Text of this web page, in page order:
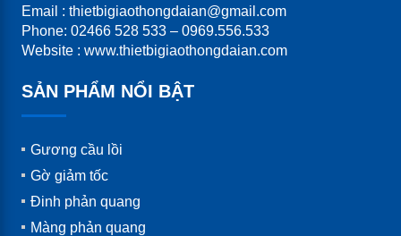
Email : thietbigiaothongdaian@gmail.com
Phone: 02466 528 533 – 0969.556.533
Website : www.thietbigiaothongdaian.com
SẢN PHẨM NỔI BẬT
Gương cầu lồi
Gờ giảm tốc
Đinh phản quang
Màng phản quang